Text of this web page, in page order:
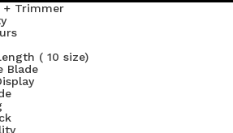
+ Trimmer
( 10 size)
Blade